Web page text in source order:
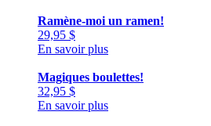
Ramène-moi un ramen!
29,95 $
En savoir plus
Magiques boulettes!
32,95 $
En savoir plus